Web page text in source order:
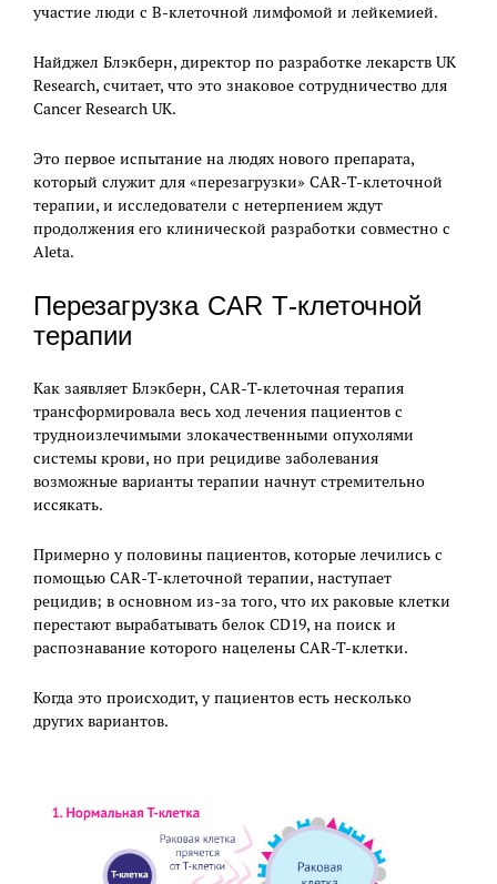
участие люди с В-клеточной лимфомой и лейкемией.
Найджел Блэкберн, директор по разработке лекарств UK
Research, считает, что это знаковое сотрудничество для
Cancer Research UK.
Это первое испытание на людях нового препарата,
который служит для «перезагрузки» CAR-Т-клеточной
терапии, и исследователи с нетерпением ждут
продолжения его клинической разработки совместно с
Aleta.
Перезагрузка CAR Т-клеточной
терапии
Как заявляет Блэкберн, CAR-Т-клеточная терапия
трансформировала весь ход лечения пациентов с
трудноизлечимыми злокачественными опухолями
системы крови, но при рецидиве заболевания
возможные варианты терапии начнут стремительно
иссякать.
Примерно у половины пациентов, которые лечились с
помощью CAR-Т-клеточной терапии, наступает
рецидив; в основном из-за того, что их раковые клетки
перестают вырабатывать белок CD19, на поиск и
распознавание которого нацелены CAR-T-клетки.
Когда это происходит, у пациентов есть несколько
других вариантов.